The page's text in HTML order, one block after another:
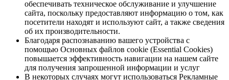
обеспечивать техническое обслуживание и улучшение
сайта, поскольку предоставляют информацию о том, как
посетители находят и используют сайт, а также сведения
об их производительности.
Благодаря распознаванию вашего устройства с
помощью Основных файлов cookie (Essential Cookies)
повышается эффективность навигации на нашем сайте
для получения запрошенной информации и услуг
В некоторых случаях могут использоваться Рекламные